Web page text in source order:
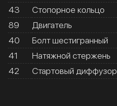
43
Стопорное кольцо
89
Двигатель
40
Болт шестигранный
41
Натяжной стержень
42
Стартовый диффузор